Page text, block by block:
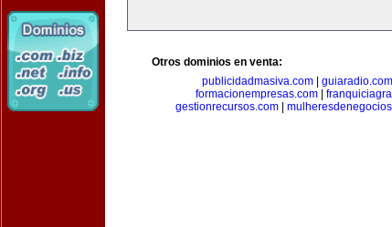
Otros dominios en venta:
publicidadmasiva.com
guiaradio.com
formacionempresas.com|
gestionrecursos.com|